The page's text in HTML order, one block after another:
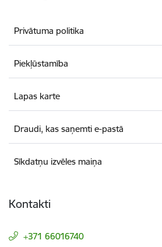
Privātuma politika
Piekļūstamība
Lapas karte
Draudi, kas saņemti e-pastā
Sīkdatņu izvēles maiņa
Kontakti
+371 66016740